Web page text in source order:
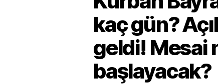
kaç gün?
geldi! Mesai
başlayacak?